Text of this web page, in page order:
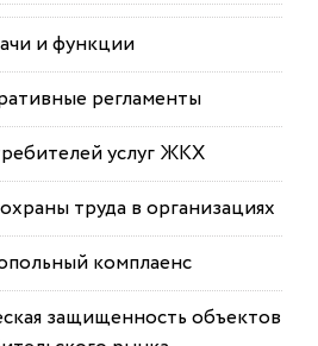
и функции
регламенты
услуг ЖКХ
труда в организациях
комплаенс
защищенность объектов